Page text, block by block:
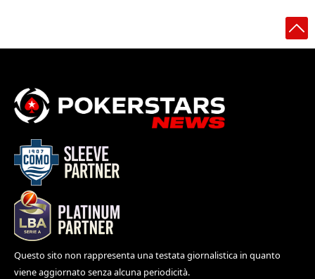
Questo sito non rappresenta una testata giornalistica in quanto
viene aggiornato senza alcuna periodicità.